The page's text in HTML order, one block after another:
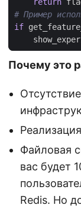
return
# Пример
if
Почему это
Файловая
вас будет
Redis. Но